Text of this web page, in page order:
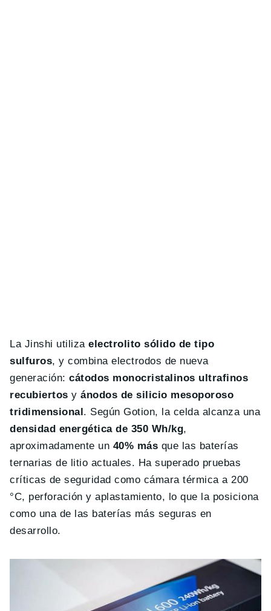
La Jinshi utilizaelectrolito sólido de tipo
sulfuros, y combina electrodos de nueva
generación:cátodos monocristalinos ultrafinos
recubiertos yánodos de silicio mesoporoso
tridimensional. Según Gotion, la celda alcanza una
densidad energética de 350 Wh/kg,
aproximadamente un 40% más que las baterías
ternarias de litio actuales. Ha superado pruebas
críticas de seguridad como cámara térmica a 200
°C, perforación y aplastamiento, lo que la posiciona
como una de las baterías más seguras en
desarrollo.